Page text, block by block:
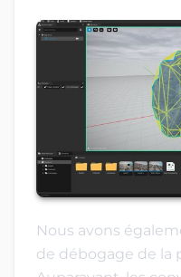
Nous avons
de débogage de la